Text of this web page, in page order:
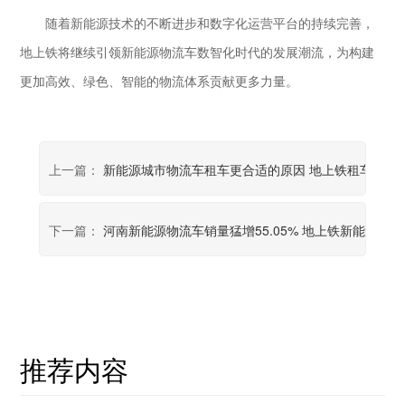
随着新能源技术的不断进步和数字化运营平台的持续完善，
地上铁将继续引领新能源物流车数智化时代的发展潮流，为构建
更加高效、绿色、智能的物流体系贡献更多力量。
上一篇： 新能源城市物流车租车更合适的原因 地上铁租车价格
下一篇：河南新能源物流车销量猛增55.05% 地上铁新能源物
推荐内容